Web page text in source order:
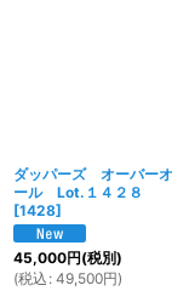
ダッパーズ オーバーオ
ール Lot.１４２８
[1428]
45,000円(税別)
(税込 : 49,500円)